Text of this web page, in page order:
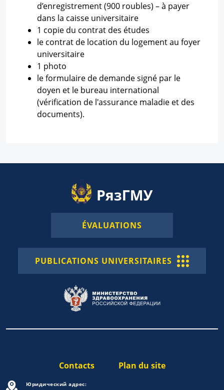
d’enregistrement (900 roubles) – à payer
dans la caisse universitaire
1 copie du contrat des études
le contrat de location du logement au foyer
universitaire
1 photo
le formulaire de demande signé par le
doyen et le bureau international
(vérification de l'assurance maladie et des
documents).
ÉVALUATIONS
PUBLICATIONS UNIVERSITAIRES
Contacts Plan du site
Юридический адрес: